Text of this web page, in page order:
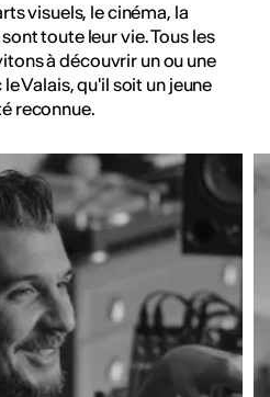
visuels, le cinéma, la
toute leur vie. Tous les
à découvrir un ou une
Valais, qu'il soit un jeune
reconnue.